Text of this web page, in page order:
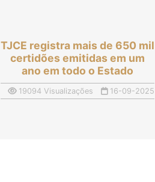
TJCE registra mais de 650 mil
certidões emitidas em um
ano em todo o Estado
19094 Visualizações 16-09-2025